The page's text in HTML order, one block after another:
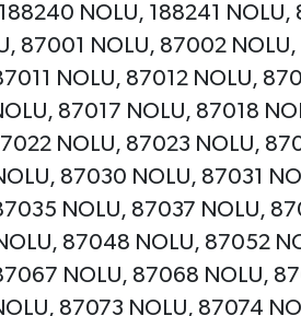
NOLU, 188241 NOLU,
87001 NOLU, 87002
NOLU, 87012 NOLU,
87017 NOLU, 87018
NOLU, 87023 NOLU,
87030 NOLU, 87031
NOLU, 87037 NOLU,
87048 NOLU, 87052
NOLU, 87068 NOLU,
87073 NOLU, 87074